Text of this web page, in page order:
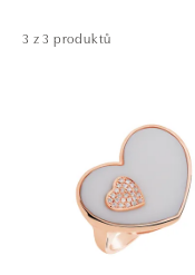
3 z 3 produktů